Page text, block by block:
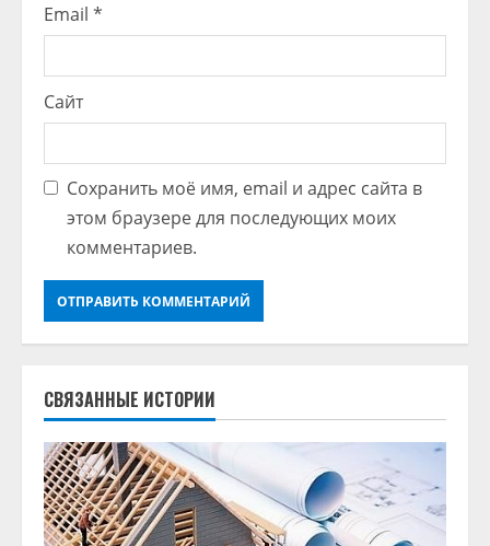
Email *
Сайт
Сохранить моё имя, email и адрес сайта в
этом браузере для последующих моих
комментариев.
СВЯЗАННЫЕ ИСТОРИИ